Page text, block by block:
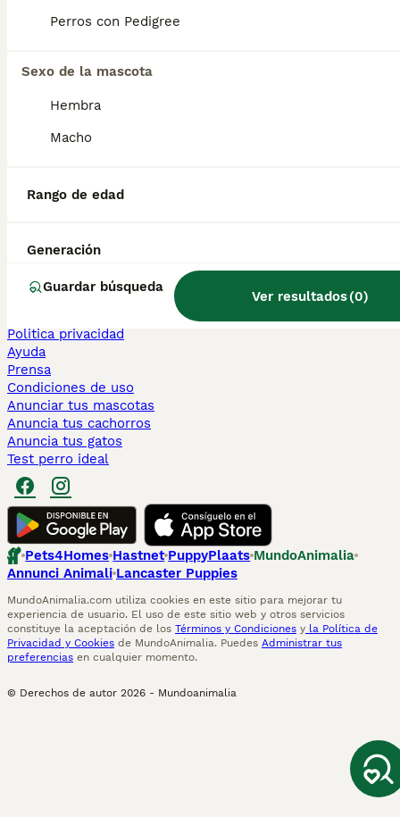
Perros con Pedigree
Sexo de la mascota
Hembra
Macho
Rango de edad
Generación
Guardar búsqueda
Ver resultados(0)
Sphynx en venta
Maine Coon en venta
Persa en venta
Teckel en Barcelona
Chihuahua en Sevilla
Perros en adopcion
Información
Politica privacidad
Ayuda
Prensa
Condiciones de uso
Anunciar tus mascotas
Anuncia tus cachorros
Anuncia tus gatos
Test perro ideal
Pets4Homes Hastnet PuppyPlaats MundoAnimalia
Annunci Animali Lancaster Puppies
MundoAnimalia.com utiliza cookies en este sitio para mejorar tu
experiencia de usuario. El uso de este sitio web y otros servicios
constituye la aceptación de los Términos y Condiciones y la Política de
Privacidad y Cookies de MundoAnimalia. Puedes Administrar tus
preferencias en cualquier momento.
© Derechos de autor 2026 - Mundoanimalia